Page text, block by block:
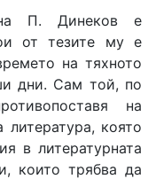
на П. Динеков е
от тезите му е
на тяхното
дни. Сам той, по
на
литература, която
в литературната
които трябва да